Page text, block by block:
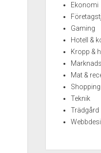
Ekonomi
Gaming
Hotell &
Kropp &
Mat &
Shopping
Teknik
Trädgård